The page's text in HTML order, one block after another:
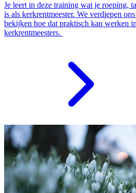
Je leert in deze training wat je roeping,
is als kerkrentmeester. We verdiepen
bekijken hoe dat praktisch kan werken
kerkrentmeesters.